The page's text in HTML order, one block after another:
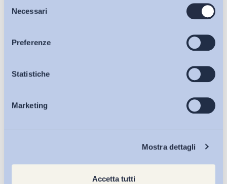
delNecessari
Preferenze
Statistiche
Marketing
Mostra dettagli
Accetta tutti
Bollettini ADAPT
Articoli
Osservatori
Eventi